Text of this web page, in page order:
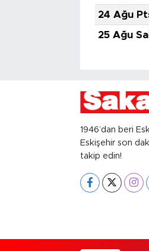
24 Ağu
25 Ağu Sal
1946’dan beri
Eskişehir son
takip edin!